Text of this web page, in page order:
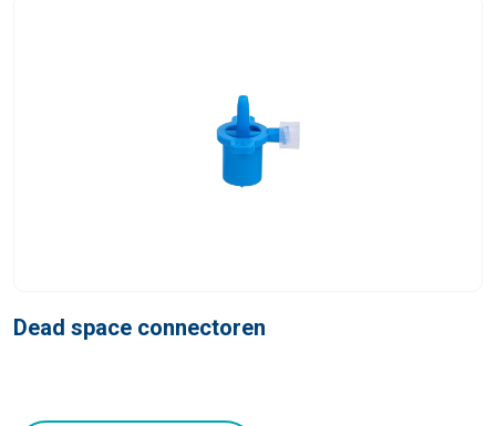
Dead space connectoren